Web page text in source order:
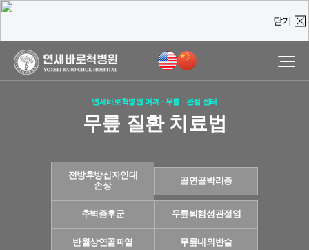
닫기
연세바로척병원 어깨 · 무릎 · 관절 센터
무릎 질환 치료법
전방후방십자인대
손상
골연골박리증
추벽증후군 무릎퇴행성관절염
반월상연골파열 무릎내외반슬
진료예약 및
실시간상담문의
질문을 남겨주시면,
담당 의료진이 직접 빠르게 답변을 드리도록 하겠습니다.